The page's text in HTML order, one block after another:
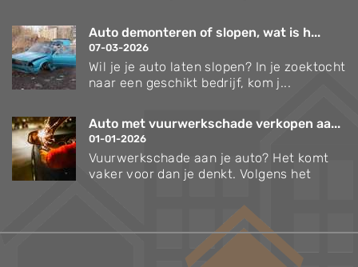
Auto demonteren of slopen, wat is h...
07-03-2026
Wil je je auto laten slopen? In je zoektocht
naar een geschikt bedrijf, kom j...
Auto met vuurwerkschade verkopen aa...
01-01-2026
Vuurwerkschade aan je auto? Het komt
vaker voor dan je denkt. Volgens het